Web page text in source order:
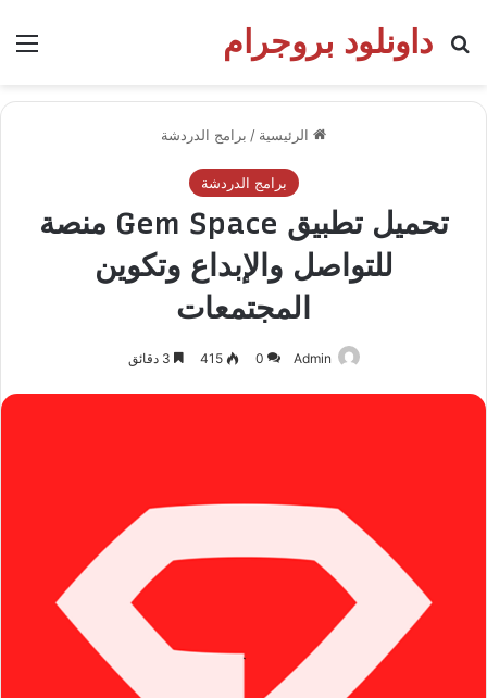
داونلود بروجرام
بحث عن
الرئيسية / برامج الدردشة
برامج الدردشة
تحميل تطبيق Gem Space منصة
للتواصل والإبداع وتكوين
المجتمعات
Admin
0
415